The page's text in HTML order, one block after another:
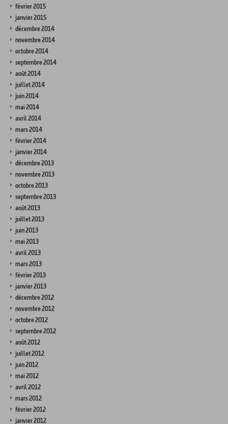
février 2015
janvier 2015
décembre 2014
novembre 2014
octobre 2014
septembre 2014
août 2014
juillet 2014
juin 2014
mai 2014
avril 2014
mars 2014
février 2014
janvier 2014
décembre 2013
novembre 2013
octobre 2013
septembre 2013
août 2013
juillet 2013
juin 2013
mai 2013
avril 2013
mars 2013
février 2013
janvier 2013
décembre 2012
novembre 2012
octobre 2012
septembre 2012
août 2012
juillet 2012
juin 2012
mai 2012
avril 2012
mars 2012
février 2012
janvier 2012